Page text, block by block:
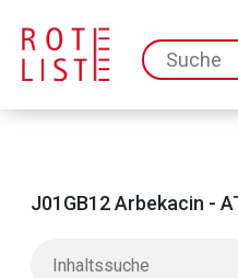
J01GB12 Arbekacin -